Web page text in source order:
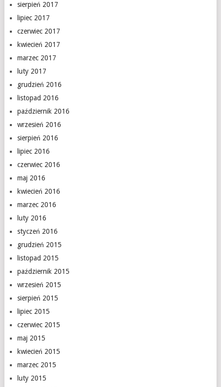
sierpień 2017
lipiec 2017
czerwiec 2017
kwiecień 2017
marzec 2017
luty 2017
grudzień 2016
listopad 2016
październik 2016
wrzesień 2016
sierpień 2016
lipiec 2016
czerwiec 2016
maj 2016
kwiecień 2016
marzec 2016
luty 2016
styczeń 2016
grudzień 2015
listopad 2015
październik 2015
wrzesień 2015
sierpień 2015
lipiec 2015
czerwiec 2015
maj 2015
kwiecień 2015
marzec 2015
luty 2015